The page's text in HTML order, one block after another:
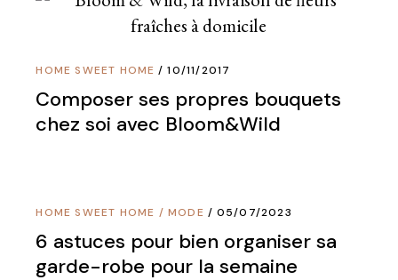
HOME SWEET HOME 10/11/2017
Composer ses propres bouquets
chez soi avec Bloom&Wild
HOME SWEET HOME / MODE 05/07/2023
6 astuces pour bien organiser sa
garde-robe pour la semaine